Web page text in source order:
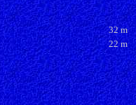
32 m
22 m